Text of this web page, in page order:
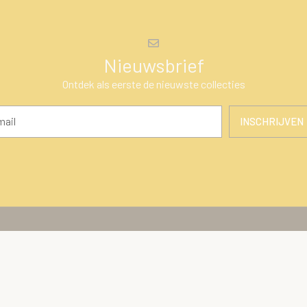
Nieuwsbrief
Ontdek als eerste de nieuwste collecties
INSCHRIJVEN